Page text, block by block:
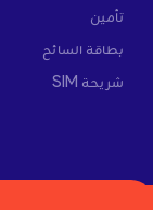
تأمين
بطاقة السائح
شريحة SIM